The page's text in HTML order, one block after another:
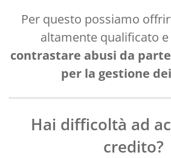
Per questo possiamo
altamente qualificato
contrastare abusi da
per la gestione
Hai difficoltà ad
credito?